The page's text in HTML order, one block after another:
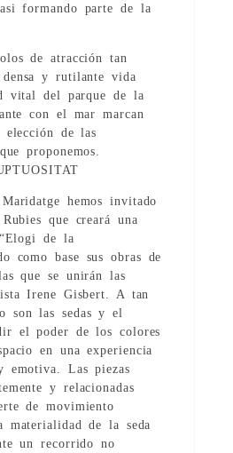
formando parte de la
de atracción tan
y rutilante vida
vital del parque de la
con el mar marcan
de las
proponemos.
hemos invitado
que creará una
de la
como base sus obras de
que se unirán las
Irene Gisbert. A tan
son las sedas y el
el poder de los colores
en una experiencia
emotiva. Las piezas
y relacionadas
de movimiento
materialidad de la seda
un recorrido no